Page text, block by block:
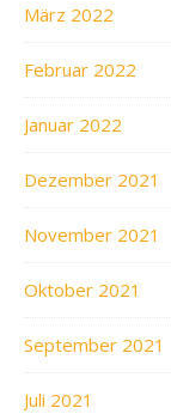
März 2022
Februar 2022
Januar 2022
Dezember 2021
November 2021
Oktober 2021
September 2021
Juli 2021